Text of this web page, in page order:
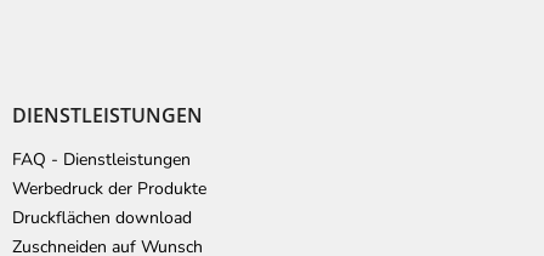
DIENSTLEISTUNGEN
FAQ - Dienstleistungen
Werbedruck der Produkte
Druckflächen download
Zuschneiden auf Wunsch